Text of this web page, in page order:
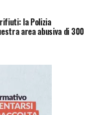
la Polizia
area abusiva di 300